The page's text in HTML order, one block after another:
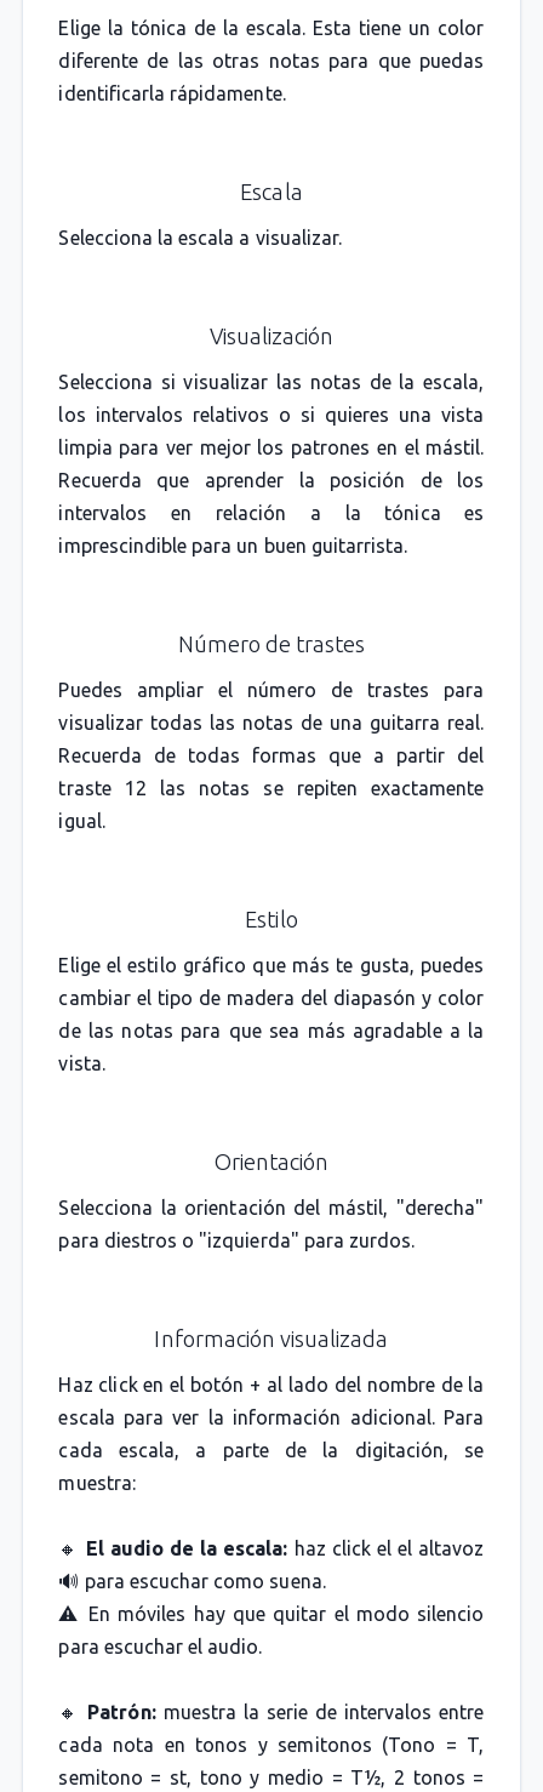
Elige la tónica de la escala. Esta tiene un color
diferente de las otras notas para que puedas
identificarla rápidamente.
Escala
Selecciona la escala a visualizar.
Visualización
Selecciona si visualizar las notas de la escala,
los intervalos relativos o si quieres una vista
limpia para ver mejor los patrones en el mástil.
Recuerda que aprender la posición de los
intervalos en relación a la tónica es
imprescindible para un buen guitarrista.
Número de trastes
Puedes ampliar el número de trastes para
visualizar todas las notas de una guitarra real.
Recuerda de todas formas que a partir del
traste 12 las notas se repiten exactamente
igual.
Estilo
Elige el estilo gráfico que más te gusta, puedes
cambiar el tipo de madera del diapasón y color
de las notas para que sea más agradable a la
vista.
Orientación
Selecciona la orientación del mástil, "derecha"
para diestros o "izquierda" para zurdos.
Información visualizada
Haz click en el botón + al lado del nombre de la
escala para ver la información adicional. Para
cada escala, a parte de la digitación, se
muestra:
🔸 El audio de la escala: haz click el el altavoz
🔊 para escuchar como suena.
⚠️ En móviles hay que quitar el modo silencio
para escuchar el audio.
🔸 Patrón:muestra la serie de intervalos entre
cada nota en tonos y semitonos (Tono = T,
semitono = st, tono y medio = T½, 2 tonos =